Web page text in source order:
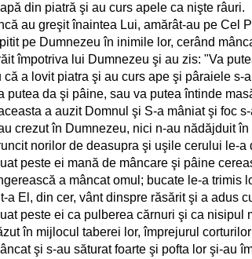
din piatră şi au curs apele ca nişte râuri.
au greşit înaintea Lui, amărât-au pe Cel
pe Dumnezeu în inimile lor, cerând
împotriva lui Dumnezeu şi au zis: "Va
că a lovit piatra şi au curs ape şi pâraiele s-
putea da şi pâine, sau va putea întinde
a auzit Domnul şi S-a mâniat şi foc
crezut în Dumnezeu, nici n-au nădăjduit
norilor de deasupra şi uşile cerului le-a
peste ei mană de mâncare şi pâine
a mâncat omul; bucate le-a trimis
a El, din cer, vânt dinspre răsărit şi a adus
peste ei ca pulberea cărnuri şi ca nisipul
în mijlocul taberei lor, împrejurul corturilor
şi s-au săturat foarte şi pofta lor şi-au